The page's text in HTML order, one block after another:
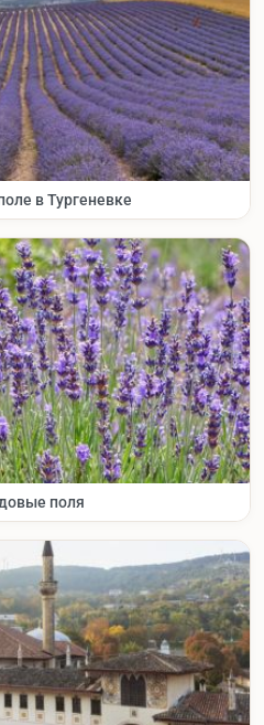
в Тургеневке
поля